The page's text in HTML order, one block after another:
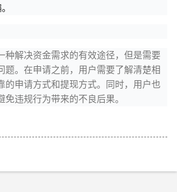
种解决资金需求的有效途径，但是需要
题。在申请之前，用户需要了解清楚相
的申请方式和提现方式。同时，用户也
违规行为带来的不良后果。